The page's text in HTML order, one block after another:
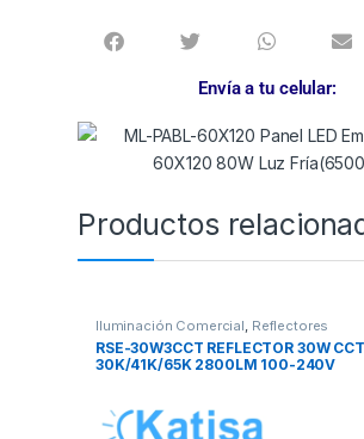
Envía a tu celular:
Productos
Iluminación Comercial, Reflectores
RSE-30W3CCT REFLECTOR 30W CCT
30K/41K/65K 2800LM 100-240V